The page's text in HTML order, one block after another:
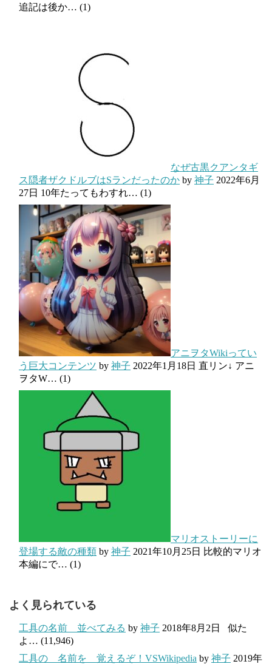
追記は後か… (1)
なぜ古黒クアンタギ
ス隠者ザクドルブはSランだったのか by 神子 2022年6月
27日 10年たってもわすれ… (1)
アニヲタWikiってい
う巨大コンテンツ by 神子 2022年1月18日 直リン↓ アニ
ヲタW… (1)
マリオストーリーに
登場する敵の種類 by 神子 2021年10月25日 比較的マリオ
本編にで… (1)
よく見られている
工具の名前 並べてみる by 神子 2018年8月2日
似た
よ… (11,946)
工具の 名前を 覚えるぞ！VSWikipedia by 神子 2019年